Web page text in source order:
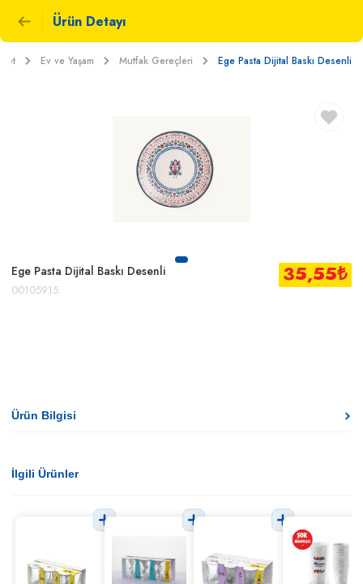
Ürün Detayı
Ev ve Yaşam Mutfak Gereçleri Ege Pasta Dijital Baskı Desenli
Ege Pasta Dijital Baskı Desenli
00105915
35,55₺
Ürün Bilgisi
İlgili Ürünler